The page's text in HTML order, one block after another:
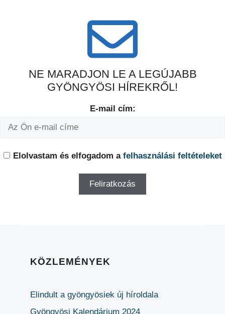
NE MARADJON LE A LEGÚJABB
GYÖNGYÖSI HÍREKRŐL!
E-mail cím:
Elolvastam és elfogadom a felhasználási feltételeket
KÖZLEMÉNYEK
Elindult a gyöngyösiek új híroldala
Gyöngyösi Kalendárium 2024